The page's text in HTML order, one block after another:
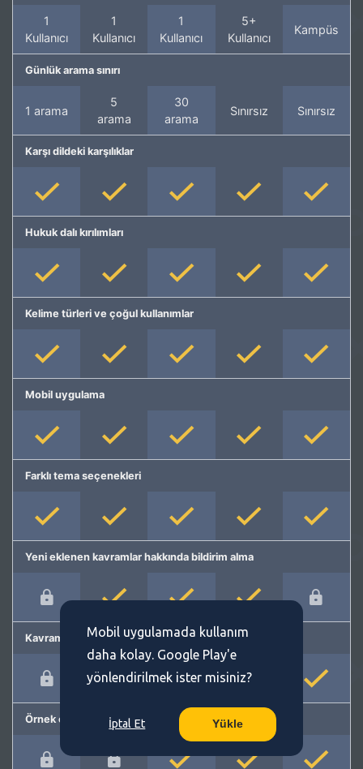
1
Kullanıcı
1
Kullanıcı
1
Kullanıcı
5+
Kullanıcı
Kampüs
Günlük arama sınırı
1 arama
5
arama
30
arama
Sınırsız Sınırsız
Karşı dildeki karşılıklar
Hukuk dalı kırılımları
Kelime türleri ve çoğul kullanımlar
Mobil uygulama
Farklı tema seçenekleri
Yeni eklenen kavramlar hakkında bildirim alma
Kavram önerme
Örnek cümleler
Mobil uygulamada kullanım
daha kolay. Google Play'e
yönlendirilmek ister misiniz?
İptal Et Yükle